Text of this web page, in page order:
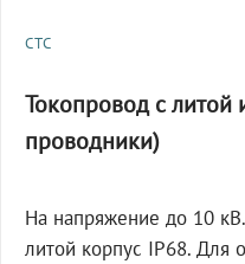
СТС
Токопровод с
проводники)
На напряжение до 10
литой корпус IP68. Для